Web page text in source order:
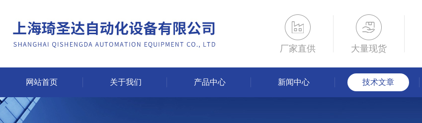
厂家直供 大量现货
网站首页 关于我们 产品中心 新闻中心 技术文章